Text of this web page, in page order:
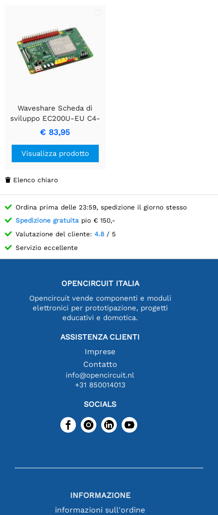
Waveshare Scheda di
sviluppo EC200U-EU C4-
P01 progettata per
QuecPython, supporto
multi-mode e multi-band,
comunicazione LTE Cat-1 /
posizionamento GNSS.
€ 83,95
Visualizza prodotto
 Elenco chiaro
Ordina prima delle 23:59, spedizione il giorno stesso
Spedizione gratuita pio € 150,-
Valutazione del cliente: 4.8 / 5
Servizio eccellente
OPENCIRCUIT ITALIA
Opencircuit vende componenti e moduli
elettronici per prototipazione, progetti
educativi e domotica.
ASSISTENZA CLIENTI
Imprese
Contatto
info@opencircuit.nl
+31 850014013
SOCIALS
INFORMAZIONE
informazioni sull'ordine